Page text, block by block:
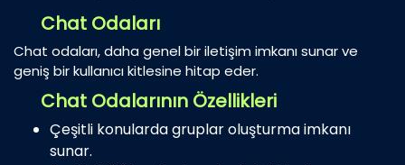
Chat Odaları
Chat odaları, daha genel bir iletişim imkanı sunar ve
geniş bir kullanıcı kitlesine hitap eder.
Chat Odalarının Özellikleri
Çeşitli konularda gruplar oluşturma imkanı
sunar.